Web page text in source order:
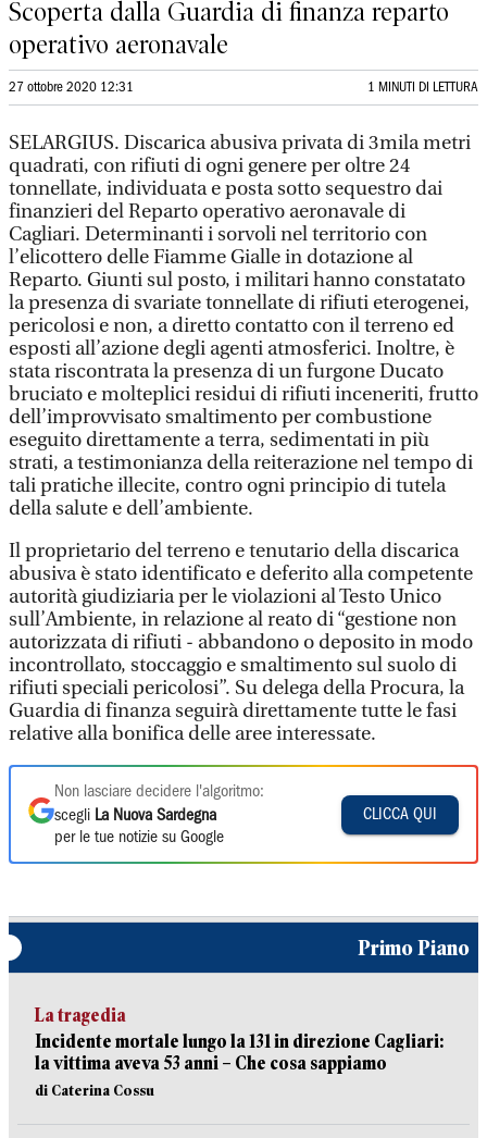
Scoperta dalla Guardia di finanza reparto
operativo aeronavale
27 ottobre 2020 12:31 1 MINUTI DI LETTURA
SELARGIUS. Discarica abusiva privata di 3mila metri
quadrati, con rifiuti di ogni genere per oltre 24
tonnellate, individuata e posta sotto sequestro dai
finanzieri del Reparto operativo aeronavale di
Cagliari. Determinanti i sorvoli nel territorio con
l’elicottero delle Fiamme Gialle in dotazione al
Reparto. Giunti sul posto, i militari hanno constatato
la presenza di svariate tonnellate di rifiuti eterogenei,
pericolosi e non, a diretto contatto con il terreno ed
esposti all’azione degli agenti atmosferici. Inoltre, è
stata riscontrata la presenza di un furgone Ducato
bruciato e molteplici residui di rifiuti inceneriti, frutto
dell’improvvisato smaltimento per combustione
eseguito direttamente a terra, sedimentati in più
strati, a testimonianza della reiterazione nel tempo di
tali pratiche illecite, contro ogni principio di tutela
della salute e dell’ambiente.
Il proprietario del terreno e tenutario della discarica
abusiva è stato identificato e deferito alla competente
autorità giudiziaria per le violazioni al Testo Unico
sull’Ambiente, in relazione al reato di “gestione non
autorizzata di rifiuti - abbandono o deposito in modo
incontrollato, stoccaggio e smaltimento sul suolo di
rifiuti speciali pericolosi”. Su delega della Procura, la
Guardia di finanza seguirà direttamente tutte le fasi
relative alla bonifica delle aree interessate.
Non lasciare decidere l'algoritmo:
scegli La Nuova Sardegna
per le tue notizie su Google
CLICCA QUI
Primo Piano
La tragedia
Incidente mortale lungo la 131 in direzione Cagliari:
la vittima aveva 53 anni – Che cosa sappiamo
di Caterina Cossu